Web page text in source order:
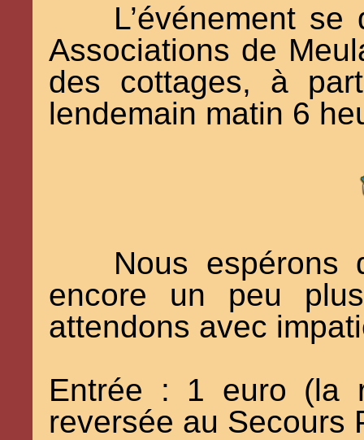
L’événement
Associations de
des cottages, à
lendemain matin 6
Nous espérons
encore un peu
attendons avec
Entrée : 1 euro (la
reversée au Secours